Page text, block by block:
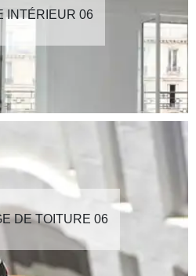
INTÉRIEUR 06
DE TOITURE 06